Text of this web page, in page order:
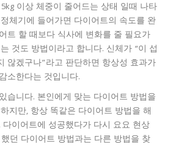
이상 체중이 줄어드는 상태 일때 나타
체기에 들어가면 다이어트의 속도를 완
트 할 때보다 식사에 변화를 줄 필요가
것도 방법이라고 합니다. 신체가 “이 섭
않겠구나”라고 판단하면 항상성 효과가
소한다는 것입니다.
습니다. 본인에게 맞는 다이어트 방법을
지만, 항상 똑같은 다이어트 방법을 해
이어트에 성공했다가 다시 요요 현상
던 다이어트 방법과는 다른 방법을 찾